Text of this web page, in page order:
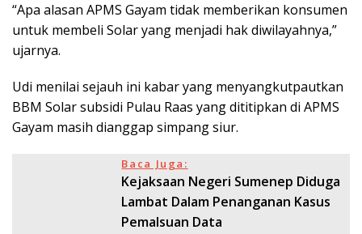
“Apa alasan APMS Gayam tidak memberikan konsumen
untuk membeli Solar yang menjadi hak diwilayahnya,”
ujarnya.
Udi menilai sejauh ini kabar yang menyangkutpautkan
BBM Solar subsidi Pulau Raas yang dititipkan di APMS
Gayam masih dianggap simpang siur.
Baca Juga:
Kejaksaan Negeri Sumenep Diduga
Lambat Dalam Penanganan Kasus
Pemalsuan Data